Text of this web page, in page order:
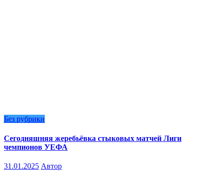
Без рубрики
Сегодняшняя жеребьёвка стыковых матчей Лиги
чемпионов УЕФА
31.01.2025 Автор